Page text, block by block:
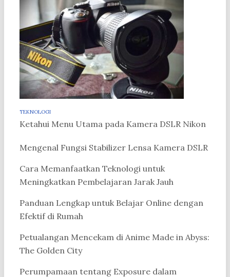
TEKNOLOGI
Ketahui Menu Utama pada Kamera DSLR Nikon
Mengenal Fungsi Stabilizer Lensa Kamera DSLR
Cara Memanfaatkan Teknologi untuk
Meningkatkan Pembelajaran Jarak Jauh
Panduan Lengkap untuk Belajar Online dengan
Efektif di Rumah
Petualangan Mencekam di Anime Made in Abyss:
The Golden City
Perumpamaan tentang Exposure dalam